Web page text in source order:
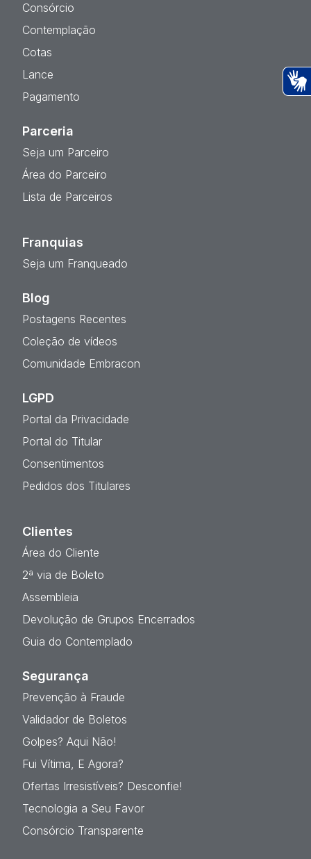
Consórcio
Contemplação
Cotas
Lance
Pagamento
Parceria
Seja um Parceiro
Área do Parceiro
Lista de Parceiros
Franquias
Seja um Franqueado
Blog
Postagens Recentes
Coleção de vídeos
Comunidade Embracon
LGPD
Portal da Privacidade
Portal do Titular
Consentimentos
Pedidos dos Titulares
Clientes
Área do Cliente
2ª via de Boleto
Assembleia
Devolução de Grupos Encerrados
Guia do Contemplado
Segurança
Prevenção à Fraude
Validador de Boletos
Golpes? Aqui Não!
Fui Vítima, E Agora?
Ofertas Irresistíveis? Desconfie!
Tecnologia a Seu Favor
Consórcio Transparente